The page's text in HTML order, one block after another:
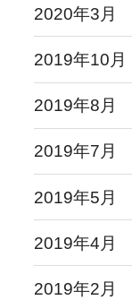
2020年3月
2019年10月
2019年8月
2019年7月
2019年5月
2019年4月
2019年2月